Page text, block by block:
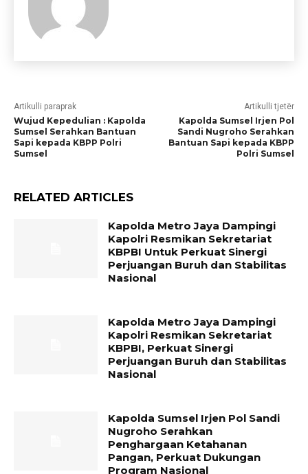
Artikulli paraprak
Wujud Kepedulian : Kapolda
Sumsel Serahkan Bantuan
Sapi kepada KBPP Polri
Sumsel
Artikulli tjetër
Kapolda Sumsel Irjen Pol
Sandi Nugroho Serahkan
Bantuan Sapi kepada KBPP
Polri Sumsel
RELATED ARTICLES
Kapolda Metro Jaya Dampingi
Kapolri Resmikan Sekretariat
KBPBI Untuk Perkuat Sinergi
Perjuangan Buruh dan Stabilitas
Nasional
Kapolda Metro Jaya Dampingi
Kapolri Resmikan Sekretariat
KBPBI, Perkuat Sinergi
Perjuangan Buruh dan Stabilitas
Nasional
Kapolda Sumsel Irjen Pol Sandi
Nugroho Serahkan
Penghargaan Ketahanan
Pangan, Perkuat Dukungan
Program Nasional